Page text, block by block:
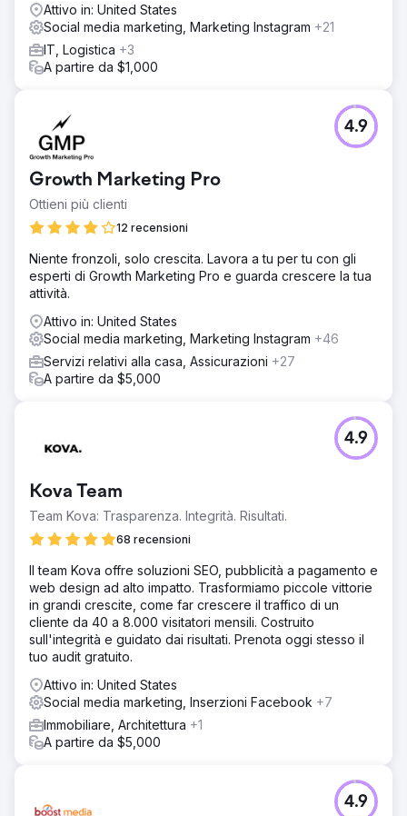
Risultato
I lead organici sono aumentati del 160%. Il traffico
organico del sito web è aumentato del 335%. I lead della
ricerca a pagamento sono aumentati del 31% mentre la
Attivo in: United States
Social media marketing, Marketing Instagram +21
IT, Logistica +3
A partire da $1,000
Growth Marketing Pro
Ottieni più clienti
12 recensioni
4.9
Niente fronzoli, solo crescita. Lavora a tu per tu con gli
esperti di Growth Marketing Pro e guarda crescere la tua
attività.
Attivo in: United States
Social media marketing, Marketing Instagram +46
Servizi relativi alla casa, Assicurazioni +27
A partire da $5,000
Kova Team
Team Kova: Trasparenza. Integrità. Risultati.
68 recensioni
4.9
Il team Kova offre soluzioni SEO, pubblicità a pagamento e
web design ad alto impatto. Trasformiamo piccole vittorie
in grandi crescite, come far crescere il traffico di un
cliente da 40 a 8.000 visitatori mensili. Costruito
sull'integrità e guidato dai risultati. Prenota oggi stesso il
tuo audit gratuito.
Attivo in: United States
Social media marketing, Inserzioni Facebook +7
Immobiliare, Architettura +1
A partire da $5,000
4.9